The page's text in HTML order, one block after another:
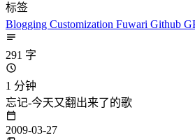
标签
Blogging Customization Fuwari Github
291 字
1 分钟
忘记-今天又翻出来了的歌
2009-03-27